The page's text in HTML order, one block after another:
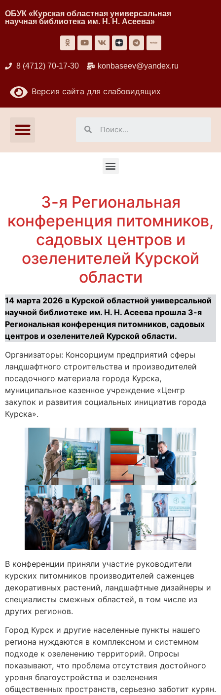
ОБУК «Курская областная универсальная
научная библиотека им. Н. Н. Асеева»
8 (4712) 70-17-30 konbaseev@yandex.ru
Версия сайта для слабовидящих
3-я Региональная
конференция питомников,
садовых центров и
озеленителей Курской
области
14 марта 2026 в Курской областной универсальной
научной библиотеке им. Н. Н. Асеева прошла 3-я
Региональная конференция питомников, садовых
центров и озеленителей Курской области.
Организаторы: Консорциум предприятий сферы
ландшафтного строительства и производителей
посадочного материала города Курска,
муниципальное казенное учреждение «Центр
закупок и развития социальных инициатив города
Курска».
В конференции приняли участие руководители
курских питомников производителей саженцев
декоративных растений, ландшафтные дизайнеры и
специалисты смежных областей, в том числе из
других регионов.
Город Курск и другие населенные пункты нашего
региона нуждаются в комплексном и системном
подходе к озеленению территорий. Опросы
показывают, что проблема отсутствия достойного
уровня благоустройства и озеленения
общественных пространств, серьезно заботит курян.